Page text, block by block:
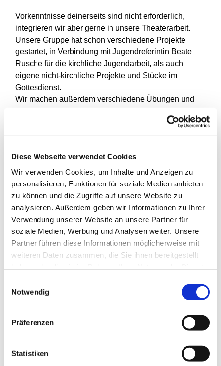
Diese Webseite verwendet Cookies
Wir verwenden Cookies, um Inhalte und Anzeigen zu
personalisieren, Funktionen für soziale Medien anbieten
zu können und die Zugriffe auf unsere Website zu
analysieren. Außerdem geben wir Informationen zu Ihrer
Verwendung unserer Website an unsere Partner für
soziale Medien, Werbung und Analysen weiter. Unsere
Partner führen diese Informationen möglicherweise mit
weiteren Daten zusammen, die Sie ihnen bereitgestellt
Notwendig
Präferenzen
Statistiken
Vorkenntnisse deinerseits sind nicht erforderlich,
integrieren wir aber gerne in unsere Theaterarbeit.
Unsere Gruppe hat schon verschiedene Projekte
gestartet, in Verbindung mit Jugendreferintin Beate
Rusche für die kirchliche Jugendarbeit, als auch
eigene nicht-kirchliche Projekte und Stücke im
Gottesdienst.
Wir machen außerdem verschiedene Übungen und
Falls Du Interesse am Mitspielen hast, kannst Du Dich
gerne bei Tom Gutsch (Leitung) melden: